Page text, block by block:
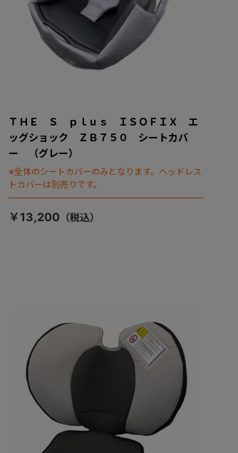
ＴＨＥ Ｓ ｐｌｕｓ ＩＳＯＦＩＸ エ
ッグショック ＺＢ７５０ シートカバ
ー （グレー）
※全体のシートカバーのみとなります。ヘッドレス
トカバーは別売りです。
￥13,200